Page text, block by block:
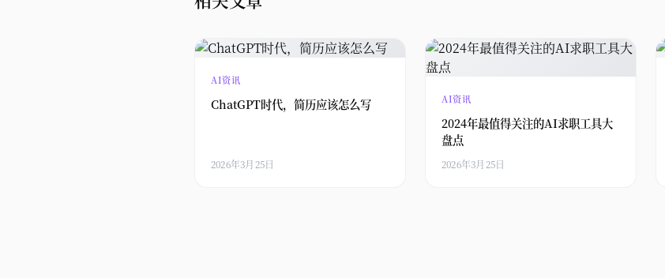
AI资讯
ChatGPT时代，简历应该怎么写
2026年3月25日
AI资讯
2024年最值得关注的AI求职工具大
盘点
2026年3月25日